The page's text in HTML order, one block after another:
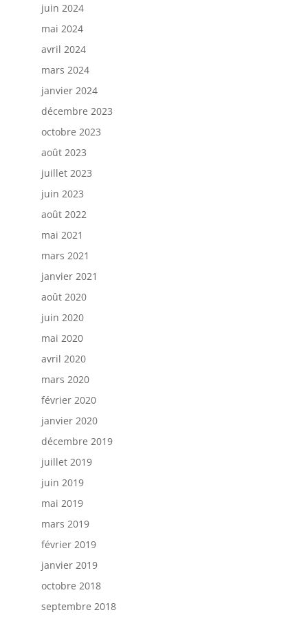
juin 2024
mai 2024
avril 2024
mars 2024
janvier 2024
décembre 2023
octobre 2023
août 2023
juillet 2023
juin 2023
août 2022
mai 2021
mars 2021
janvier 2021
août 2020
juin 2020
mai 2020
avril 2020
mars 2020
février 2020
janvier 2020
décembre 2019
juillet 2019
juin 2019
mai 2019
mars 2019
février 2019
janvier 2019
octobre 2018
septembre 2018